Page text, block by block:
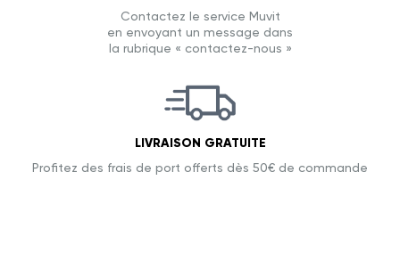
Contactez le service Muvit
en envoyant un message dans
la rubrique « contactez-nous »
LIVRAISON GRATUITE
Profitez des frais de port offerts dès 50€ de commande